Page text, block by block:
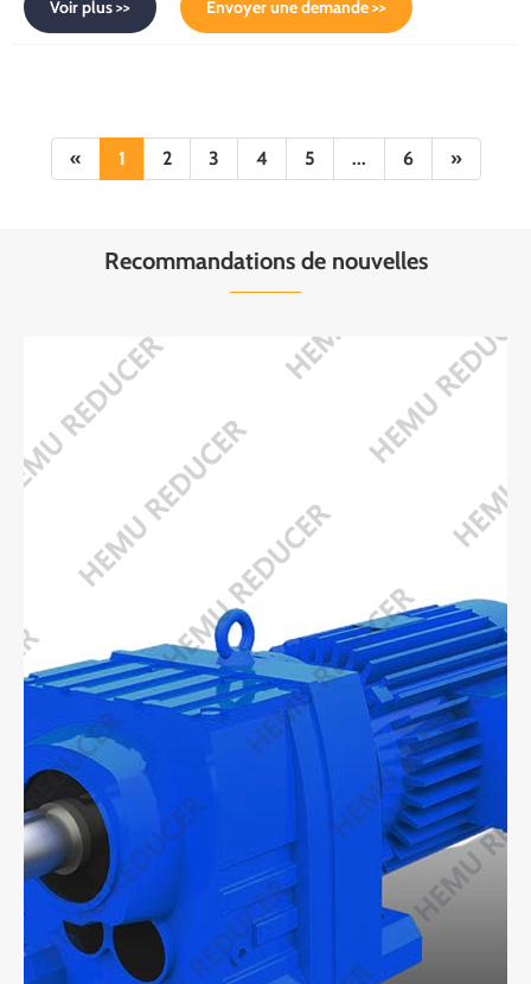
Voir plus >> Envoyer une demande >>
« 1 2 3 4 5 ... 6 »
Recommandations de nouvelles